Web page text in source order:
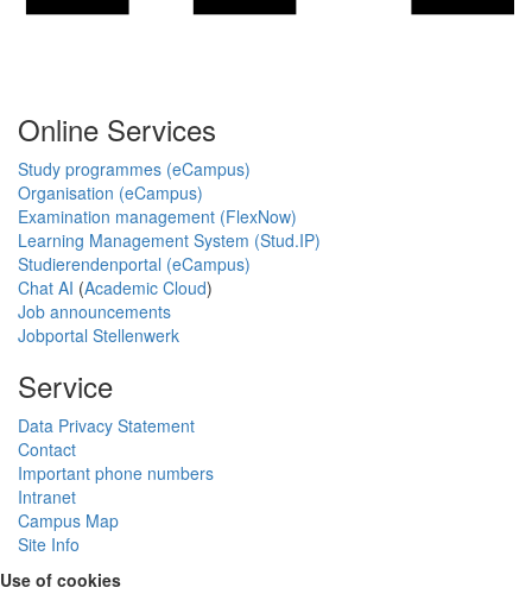
Online Services
Study programmes (eCampus)
Organisation (eCampus)
Examination management (FlexNow)
Learning Management System (Stud.IP)
Studierendenportal (eCampus)
Chat AI (Academic Cloud)
Job announcements
Jobportal Stellenwerk
Service
Data Privacy Statement
Contact
Important phone numbers
Intranet
Campus Map
Site Info
Use of cookies